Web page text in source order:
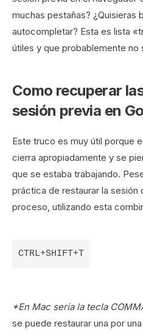
muchas pestañas? ¿Quisieras
autocompletar? Esta es lista
útiles y que probablemente no
Como recuperar
sesión previa en
Este truco es muy útil porque
cierra apropiadamente y se
que se estaba trabajando.
práctica de restaurar la sesión
proceso, utilizando esta
CTRL+SHIFT+T
*En Mac sería la tecla
se puede restaurar una por